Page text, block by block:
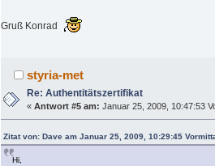
Gruß Konrad
styria-met
Re: Authentitätszertifikat
«Antwort #5 am: Januar 25, 2009, 10:47:53
Zitat von: Dave am Januar 25, 2009, 10:29:45
Hi,